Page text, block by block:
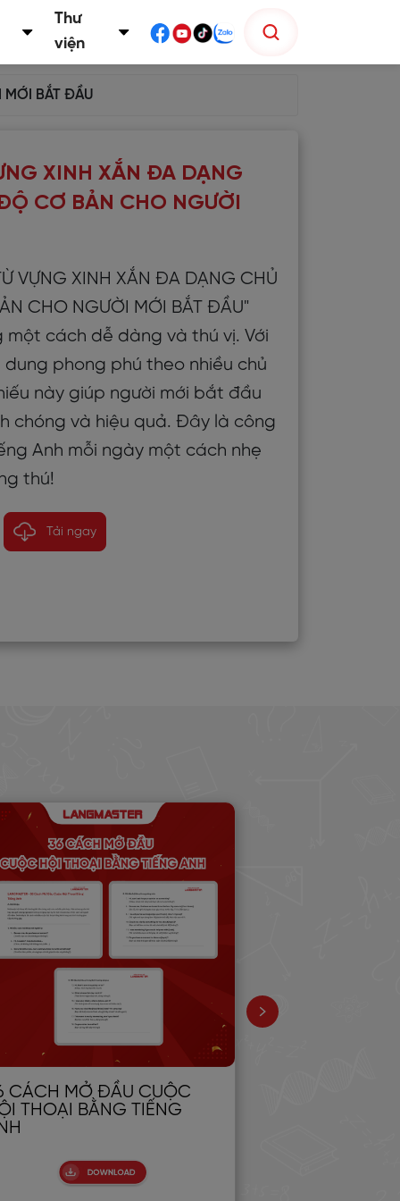
Thư
viện
MỚI BẮT ĐẦU
XINH XẮN ĐA DẠNG
CƠ BẢN CHO NGƯỜI
VỰNG XINH XẮN ĐA DẠNG CHỦ
CHO NGƯỜI MỚI BẮT ĐẦU"
cách dễ dàng và thú vị. Với
phong phú theo nhiều chủ
này giúp người mới bắt đầu
chóng và hiệu quả. Đây là công
Anh mỗi ngày một cách nhẹ
thú!
Tải ngay
CÁCH MỞ ĐẦU CUỘC
THOẠI BẰNG TIẾNG